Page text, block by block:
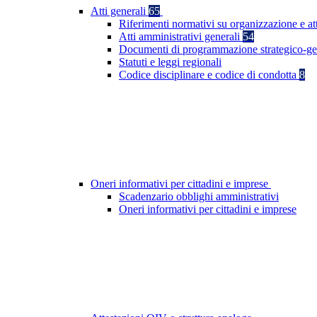
Atti generali 65
Riferimenti normativi su organizzazione e
Atti amministrativi generali 54
Documenti di programmazione strategico-
Statuti e leggi regionali
Codice disciplinare e codice di condotta 8
Oneri informativi per cittadini e imprese
Scadenzario obblighi amministrativi
Oneri informativi per cittadini e imprese